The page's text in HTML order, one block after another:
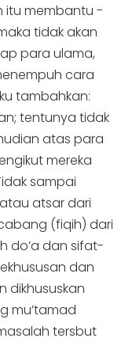
itu membantu -
tidak akan
para ulama,
cara
tambahkan:
tentunya tidak
atas para
mereka
sampai
atsar dari
(fiqih) dari
do’a dan sifat-
dan
dikhususkan
mu’tamad
tersbut